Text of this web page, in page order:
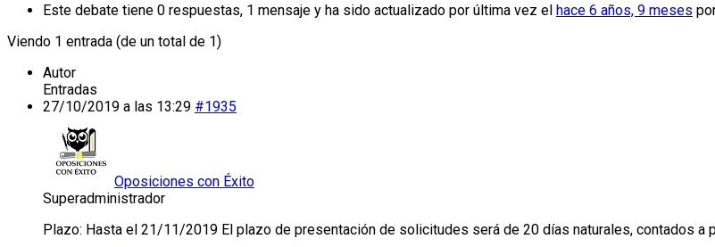
Este debate tiene 0 respuestas, 1 mensaje y ha sido actualizado por última vez el hace 6 años, 9 meses
Viendo 1 entrada (de un total de 1)
Autor
Entradas
27/10/2019 a las 13:29 #1935
Oposiciones con Éxito
Superadministrador
Plazo: Hasta el 21/11/2019 El plazo de presentación de solicitudes será de 20 días naturales, contados a